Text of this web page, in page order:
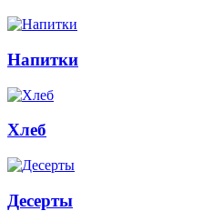
Напитки
Хлеб
Десерты